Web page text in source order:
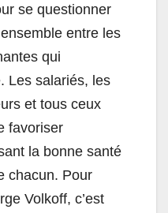
se questionner
entre les
qui
Les salariés, les
et tous ceux
favoriser
la bonne santé
chacun. Pour
Volkoff, c’est